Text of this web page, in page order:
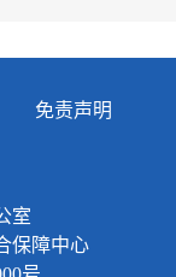
免责声明
室
保障中心